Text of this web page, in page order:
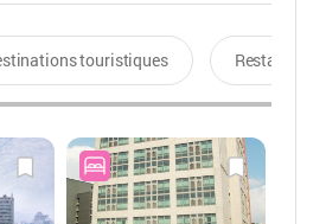
touristiques Restaurants